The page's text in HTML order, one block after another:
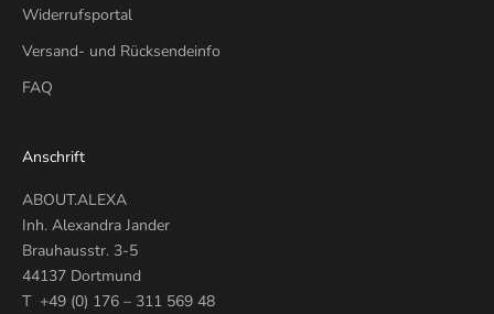
Widerrufsportal
Versand- und Rücksendeinfo
FAQ
Anschrift
ABOUT.ALEXA
Inh. Alexandra Jander
Brauhausstr. 3-5
44137 Dortmund
T +49 (0) 176 – 311 569 48